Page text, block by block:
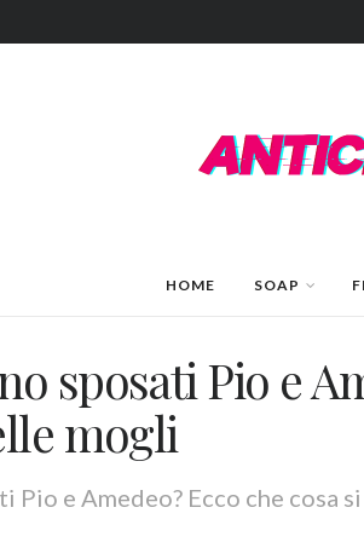
HOME SOAP
sposati Pio e
mogli
Pio e Amedeo? Ecco che cosa